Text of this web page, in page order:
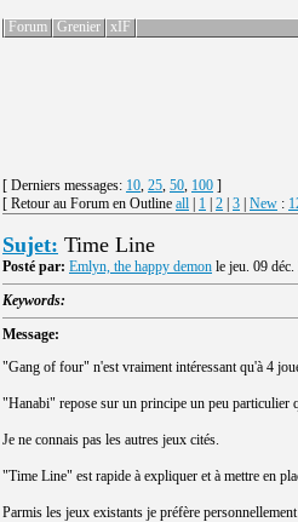
Forum Grenier xIF
[ Derniers messages: 10, 25, 50, 100 ]
[ Retour au Forum en Outline all 1 2 3 New :
Sujet: Time Line
Posté par: Emlyn, the happy demon le jeu. 09
Keywords:
Message:
"Gang of four" n'est vraiment intéressant qu'à 4
"Hanabi" repose sur un principe un peu particulier
Je ne connais pas les autres jeux cités.
"Time Line" est rapide à expliquer et à mettre en
Parmis les jeux existants je préfère